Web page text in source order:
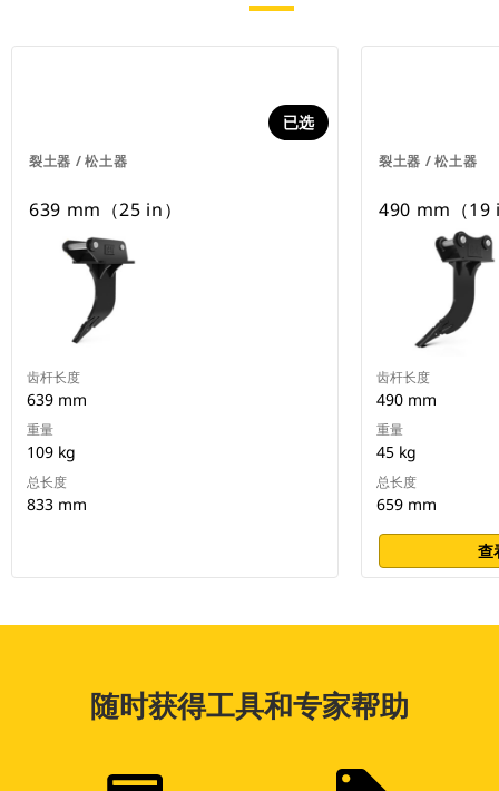
裂土器 / 松土器
已选
639 mm（25 in）
齿杆长度
639 mm
重量
109 kg
总长度
833 mm
裂土器 / 松土器
490 mm（19
齿杆长度
490 mm
重量
45 kg
总长度
659 mm
查
随时获得工具和专家帮助